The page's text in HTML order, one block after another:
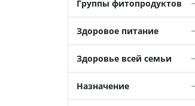
Группы фитопродуктов
Здоровое питание
Здоровье всей семьи
Назначение